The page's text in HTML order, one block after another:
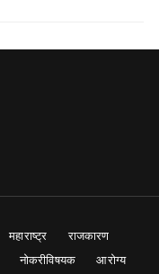
महाराष्ट्र
राजकारण
नोकरीविषयक
आरोग्य